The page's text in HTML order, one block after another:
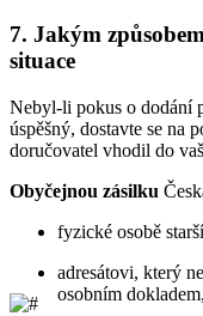
7. Jakým
situace
Nebyl-li pokus o dodání
úspěšný, dostavte se na
doručovatel vhodil do
Obyčejnou zásilku
fyzické osobě
adresátovi, který
osobním